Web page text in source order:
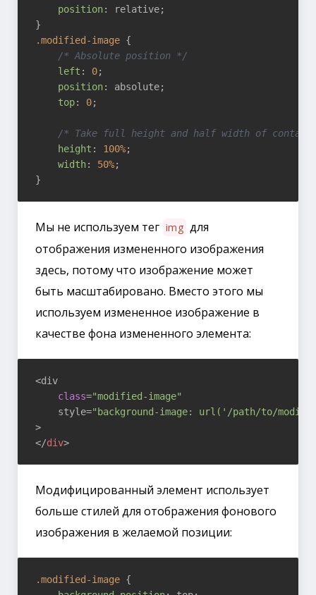
position: relative;
.modified-image {
/* Absolute position */
left : 0;
position: absolute;
top: 0;
/* Take full height and half width of
height : 100%;
width: 50%;
Мы не используем тег img для
отображения измененного изображения
здесь, потому что изображение может
быть масштабировано. Вместо этого мы
используем измененное изображение в
качестве фона измененного элемента:
<div
class="modified-image"
    style=
"background-image: url('/path/to/
</div>
Модифицированный элемент использует
больше стилей для отображения фонового
изображения в желаемой позиции:
.modified-image {